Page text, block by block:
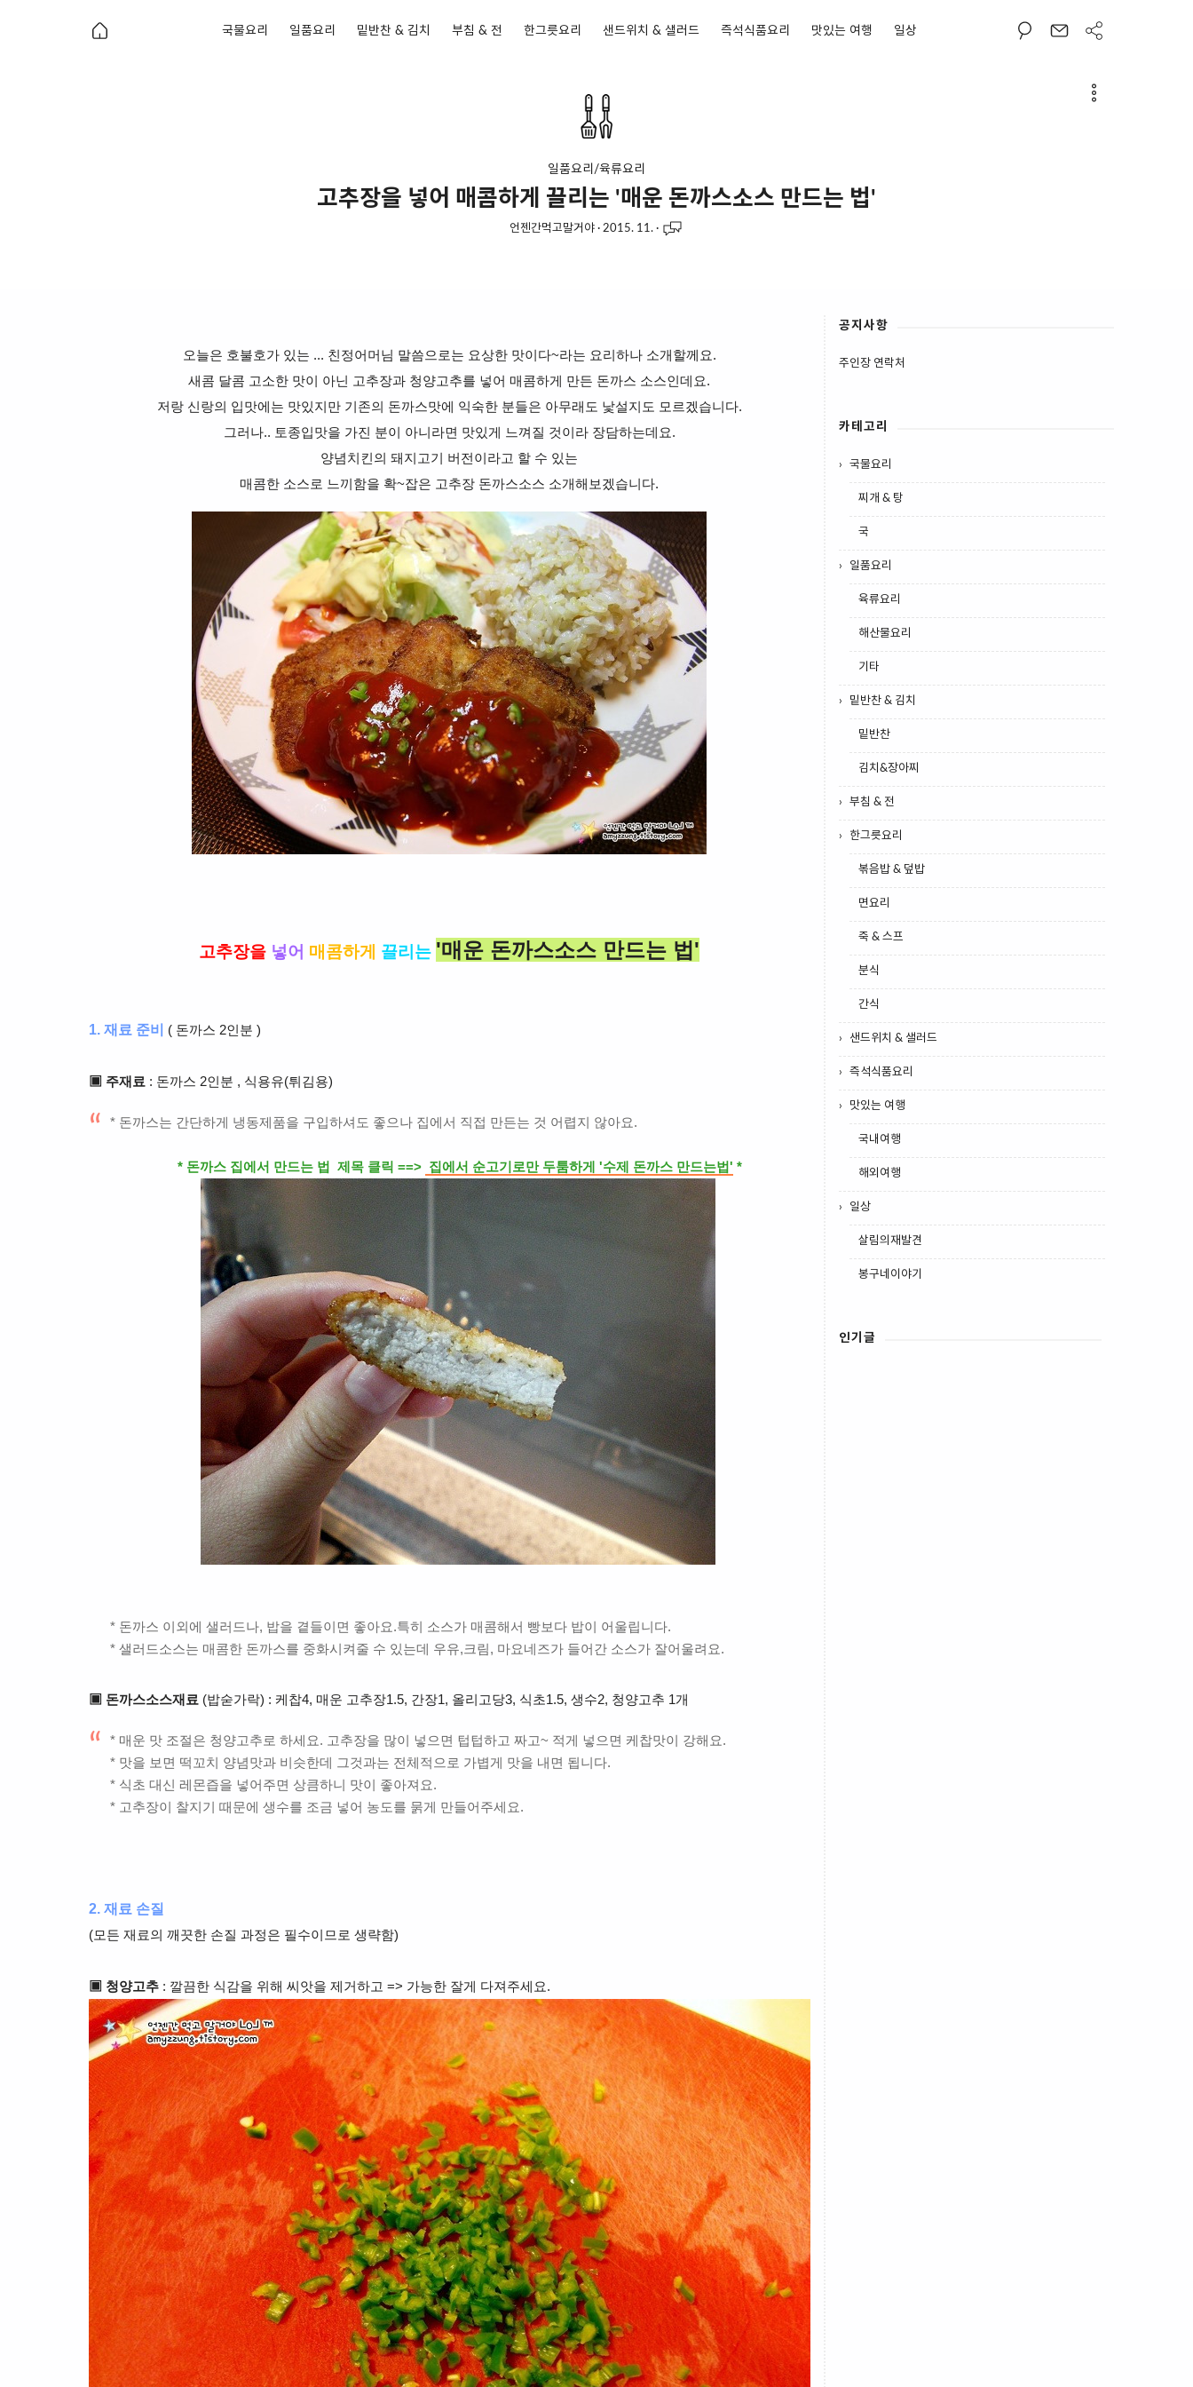
국물요리 일품요리 밑반찬 & 김치 부침 & 전 한그릇요리 샌드위치 & 샐러드 즉석식품요리 맛있는 여행 일상
일품요리/육류요리
고추장을 넣어 매콤하게 끌리는 '매운 돈까스소스 만드는 법'
언젠간먹고말거야 · 2015. 11. ·
오늘은 호불호가 있는 ... 친정어머님 말씀으로는 요상한 맛이다~라는 요리하나 소개할께요.
새콤 달콤 고소한 맛이 아닌 고추장과 청양고추를 넣어 매콤하게 만든 돈까스 소스인데요.
저랑 신랑의 입맛에는 맛있지만 기존의 돈까스맛에 익숙한 분들은 아무래도 낯설지도 모르겠습니다.
그러나.. 토종입맛을 가진 분이 아니라면 맛있게 느껴질 것이라 장담하는데요.
양념치킨의 돼지고기 버전이라고 할 수 있는
매콤한 소스로 느끼함을 확~잡은 고추장 돈까스소스 소개해보겠습니다.
고추장을 넣어 매콤하게 끌리는 '매운 돈까스소스 만드는 법'
1. 재료 준비 ( 돈까스 2인분 )
▣ 주재료 : 돈까스 2인분 , 식용유(튀김용)
* 돈까스는 간단하게 냉동제품을 구입하셔도 좋으나 집에서 직접 만든는 것 어렵지 않아요.
* 돈까스 집에서 만드는 법 제목 클릭 ==> 집에서 순고기로만 두툼하게 '수제 돈까스 만드는법' *
* 돈까스 이외에 샐러드나, 밥을 곁들이면 좋아요.특히 소스가 매콤해서 빵보다 밥이 어울립니다.
* 샐러드소스는 매콤한 돈까스를 중화시켜줄 수 있는데 우유,크림, 마요네즈가 들어간 소스가 잘어울려요.
▣ 돈까스소스재료 (밥숟가락) : 케찹4, 매운 고추장1.5, 간장1, 올리고당3, 식초1.5, 생수2, 청양고추 1개
* 매운 맛 조절은 청양고추로 하세요. 고추장을 많이 넣으면 텁텁하고 짜고~ 적게 넣으면 케찹맛이 강해요.
* 맛을 보면 떡꼬치 양념맛과 비슷한데 그것과는 전체적으로 가볍게 맛을 내면 됩니다.
* 식초 대신 레몬즙을 넣어주면 상큼하니 맛이 좋아져요.
* 고추장이 찰지기 때문에 생수를 조금 넣어 농도를 묽게 만들어주세요.
2. 재료 손질
(모든 재료의 깨끗한 손질 과정은 필수이므로 생략함)
▣ 청양고추: 깔끔한 식감을 위해 씨앗을 제거하고 => 가능한 잘게 다져주세요.
공지사항
주인장 연락처
카테고리
국물요리
찌개 & 탕
국
일품요리
육류요리
해산물요리
기타
밑반찬 & 김치
밑반찬
김치&장아찌
부침 & 전
한그릇요리
볶음밥 & 덮밥
면요리
죽 & 스프
분식
간식
샌드위치 & 샐러드
즉석식품요리
맛있는 여행
국내여행
해외여행
일상
살림의재발견
봉구네이야기
인기글